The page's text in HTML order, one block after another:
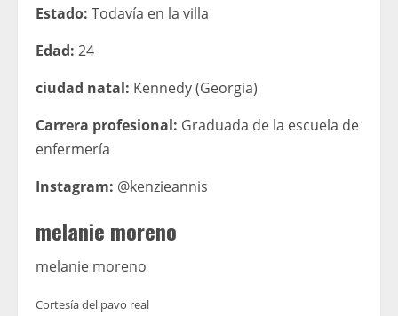
Estado: Todavía en la villa
Edad: 24
ciudad natal: Kennedy (Georgia)
Carrera profesional: Graduada de la escuela de
enfermería
Instagram: @kenzieannis
melanie moreno
melanie moreno
Cortesía del pavo real